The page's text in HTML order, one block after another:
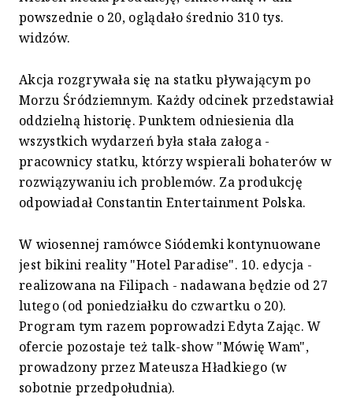
powszednie o 20, oglądało średnio 310 tys.
widzów.
Akcja rozgrywała się na statku pływającym po
Morzu Śródziemnym. Każdy odcinek przedstawiał
oddzielną historię. Punktem odniesienia dla
wszystkich wydarzeń była stała załoga -
pracownicy statku, którzy wspierali bohaterów w
rozwiązywaniu ich problemów. Za produkcję
odpowiadał Constantin Entertainment Polska.
W wiosennej ramówce Siódemki kontynuowane
jest bikini reality "Hotel Paradise". 10. edycja -
realizowana na Filipach - nadawana będzie od 27
lutego (od poniedziałku do czwartku o 20).
Program tym razem poprowadzi Edyta Zając. W
ofercie pozostaje też talk-show "Mówię Wam",
prowadzony przez Mateusza Hładkiego (w
sobotnie przedpołudnia).